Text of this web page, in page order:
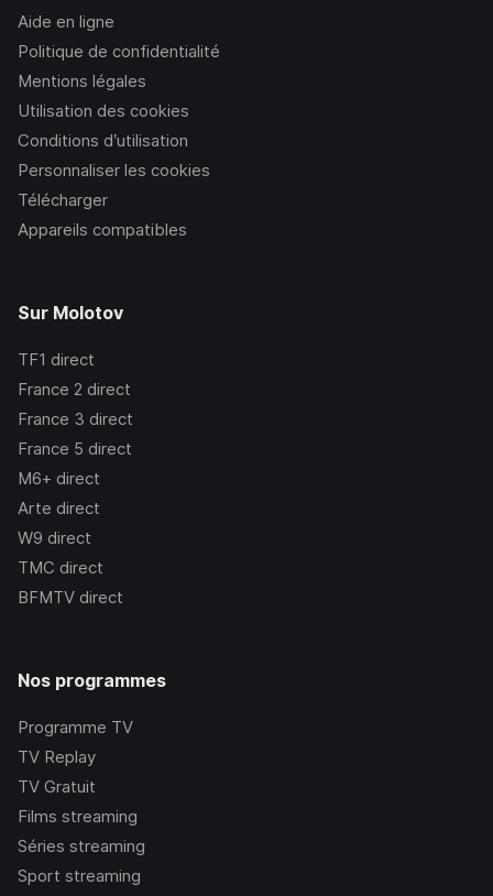
Aide en ligne
Politique de confidentialité
Mentions légales
Utilisation des cookies
Conditions d’utilisation
Personnaliser les cookies
Télécharger
Appareils compatibles
Sur Molotov
TF1 direct
France 2 direct
France 3 direct
France 5 direct
M6+ direct
Arte direct
W9 direct
TMC direct
BFMTV direct
Nos programmes
Programme TV
TV Replay
TV Gratuit
Films streaming
Séries streaming
Sport streaming